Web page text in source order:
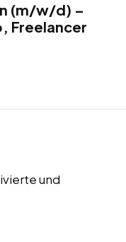
(m/w/d) –
Freelancer
und